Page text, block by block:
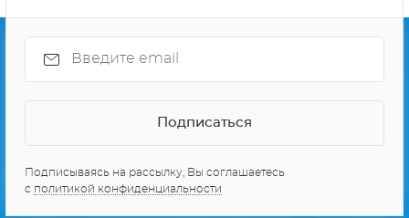
Подписываясь на рассылку, Вы соглашаетесь
с политикой конфиденциальности